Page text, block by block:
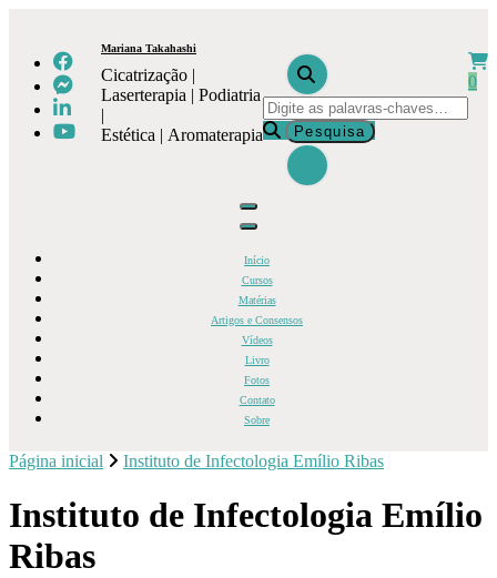
conteúdo
Mariana Takahashi
Cicatrização |
Laserterapia | Podiatria
|
Estética | Aromaterapia
Procurando
algo?
0
Início
Cursos
Matérias
Artigos e Consensos
Vídeos
Livro
Fotos
Contato
Sobre
Página inicial Instituto de Infectologia Emílio Ribas
Instituto de Infectologia Emílio
Ribas